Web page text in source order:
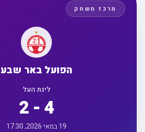
מרכז משחק
הפועל באר שבע
ליגת העל
2 - 4
19 במאי 2026, 17:30